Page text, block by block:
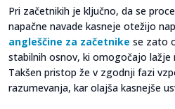
Pri začetnikih je ključno, da se
napačne navade kasneje otežijo
angleščine za začetnike se zato
stabilnih osnov, ki omogočajo lažje
Takšen pristop že v zgodnji fazi
razumevanja, kar olajša kasnejše